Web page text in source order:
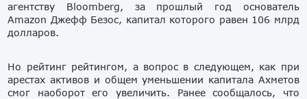
агентству Bloomberg, за прошлый год основатель
Amazon Джефф Безос, капитал которого равен 106 млрд
долларов.
Но рейтинг рейтингом, а вопрос в следующем, как при
арестах активов и общем уменьшении капитала Ахметов
смог наоборот его увеличить. Ранее сообщалось, что